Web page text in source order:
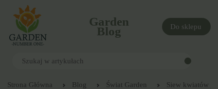
Garden
Blog Do sklepu
Strona Główna Blog Świat Garden Siew kwiatów